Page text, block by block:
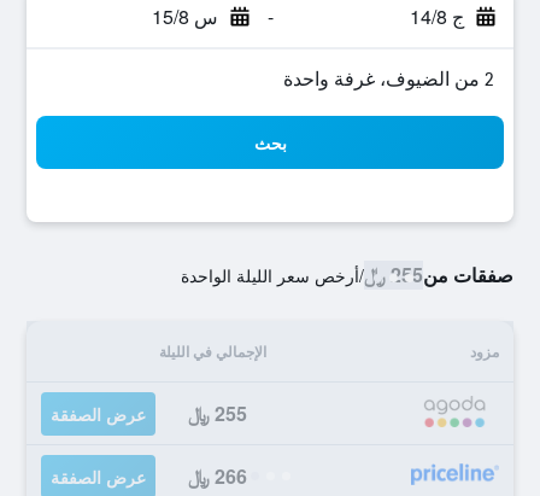
ج 14/8 - س 15/8
2 من الضيوف، غرفة واحدة
بحث
صفقات من255 ﷼ /أرخص سعر الليلة الواحدة
مزود الإجمالي في الليلة
255 ﷼ عرض الصفقة
266 ﷼ عرض الصفقة